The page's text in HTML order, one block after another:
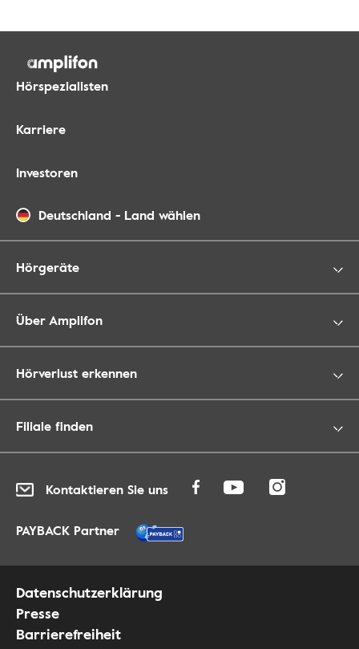
Hörspezialisten
Karriere
Investoren
Deutschland - Land wählen
Hörgeräte
Über Amplifon
Hörverlust erkennen
Filiale finden
Kontaktieren Sie uns
PAYBACK Partner
Datenschutzerklärung
Presse
Barrierefreiheit